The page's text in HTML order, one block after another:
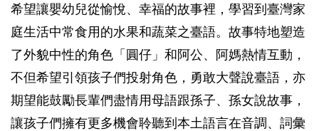
希望讓嬰幼兒從愉悅、幸福的故事裡，學習到臺灣家
庭生活中常食用的水果和蔬菜之臺語。故事特地塑造
了外貌中性的角色「圓仔」和阿公、阿媽熱情互動，
不但希望引領孩子們投射角色，勇敢大聲說臺語，亦
期望能鼓勵長輩們盡情用母語跟孫子、孫女說故事，
讓孩子們擁有更多機會聆聽到本土語言在音調、詞彙